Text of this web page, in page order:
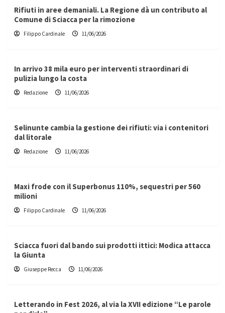
Rifiuti in aree demaniali. La Regione dà un contributo al
Comune di Sciacca per la rimozione
Filippo Cardinale 11/06/2026
In arrivo 38 mila euro per interventi straordinari di
pulizia lungo la costa
Redazione 11/06/2026
Selinunte cambia la gestione dei rifiuti: via i contenitori
dal litorale
Redazione 11/06/2026
Maxi frode con il Superbonus 110%, sequestri per 560
milioni
Filippo Cardinale 11/06/2026
Sciacca fuori dal bando sui prodotti ittici: Modica attacca
la Giunta
Giuseppe Recca 11/06/2026
Letterando in Fest 2026, al via la XVII edizione “Le parole